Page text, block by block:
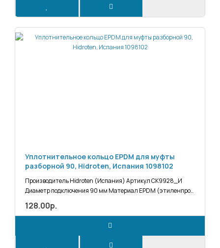
Уплотнительное кольцо EPDM для муфты
разборной 90, Hidroten, Испания 1098102
Производитель Hidroten (Испания) Артикул СК9928_И
Диаметр подключения 90 мм Материал EPDM (этиленпро..
128.00р.